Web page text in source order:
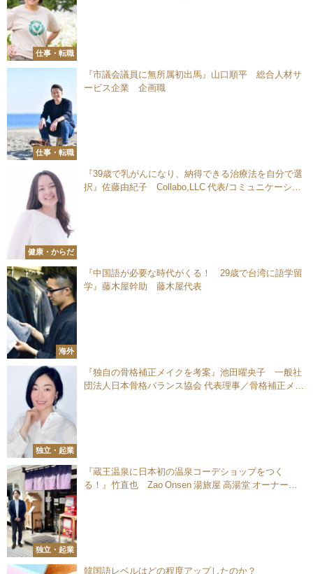
仕事・転職
仕事・転職
『市議会議員に無所属初出馬』山口順平 総合人材サ
ービス企業 企画職
健康・からだ
『39歳で乳がんになり、納得できる治療法を自分で選
択』佐藤由紀子 Collabo,LLC 代表/コミュニケーショ
海外
『中国語が必要な時代がくる！ 29歳で台湾に語学留
学』藤木屋幹助 藤木屋代表
独立・起業
『独自の骨格補正メイクを考案』池田曜央子 一般社
団法人日本骨格バランス協会 代表理事／骨格補正メイ
独立・起業
『蔵王温泉に日本初の温泉コーデショップをつく
る！』竹直也 Zao Onsen 湯旅屋 高湯堂 オーナー／
韓国語レベルはどの程度アップしたのか？